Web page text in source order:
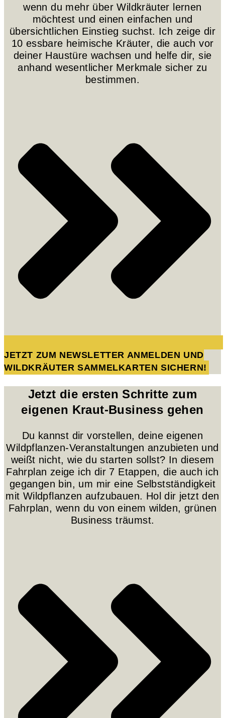
wenn du mehr über Wildkräuter lernen
möchtest und einen einfachen und
übersichtlichen Einstieg suchst. Ich zeige dir
10 essbare heimische Kräuter, die auch vor
deiner Haustüre wachsen und helfe dir, sie
anhand wesentlicher Merkmale sicher zu
bestimmen.
JETZT ZUM NEWSLETTER ANMELDEN UND
WILDKRÄUTER SAMMELKARTEN SICHERN!
Jetzt die ersten Schritte zum
eigenen Kraut-Business gehen
Du kannst dir vorstellen, deine eigenen
Wildpflanzen-Veranstaltungen anzubieten und
weißt nicht, wie du starten sollst? In diesem
Fahrplan zeige ich dir 7 Etappen, die auch ich
gegangen bin, um mir eine Selbstständigkeit
mit Wildpflanzen aufzubauen. Hol dir jetzt den
Fahrplan, wenn du von einem wilden, grünen
Business träumst.